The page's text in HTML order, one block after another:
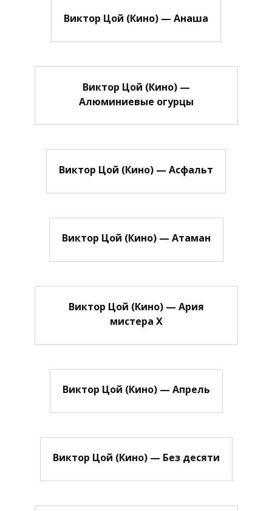
Виктор Цой (Кино) — Анаша
Виктор Цой (Кино) —
Алюминиевые огурцы
Виктор Цой (Кино) — Асфальт
Виктор Цой (Кино) — Атаман
Виктор Цой (Кино) — Ария
мистера Х
Виктор Цой (Кино) — Апрель
Виктор Цой (Кино) — Без десяти